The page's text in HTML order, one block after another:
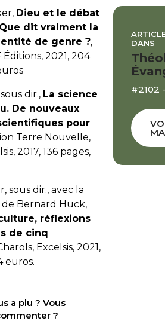
Dieu et le débat
dit vraiment la
de genre ?,
2021, 204
dir., La science
De nouveaux
pour
Terre Nouvelle,
2017, 136 pages,
sous dir., avec la
Bernard Huck,
réflexions
de cinq
Excelsis, 2021,
euros.
a plu ? Vous
?
DANS
#2102